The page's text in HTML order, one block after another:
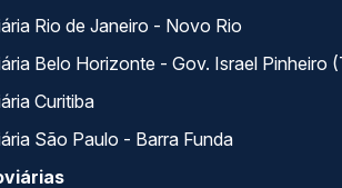
Rio de Janeiro - Novo Rio
Belo Horizonte - Gov. Israel Pinheiro
Curitiba
São Paulo - Barra Funda